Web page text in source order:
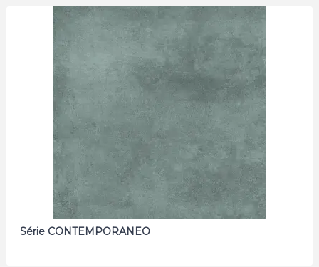
Série CONTEMPORANEO